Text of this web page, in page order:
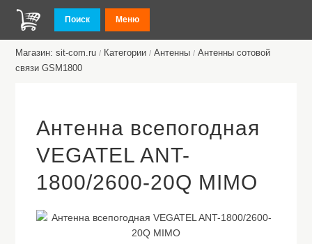
Поиск Меню
Магазин: sit-com.ru / Категории / Антенны / Антенны сотовой
связи GSM1800
Антенна всепогодная
VEGATEL ANT-
1800/2600-20Q MIMO